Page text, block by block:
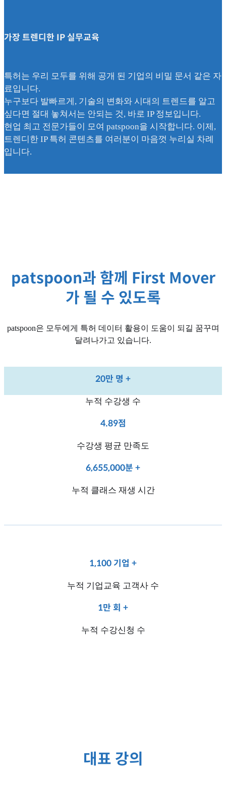
가장 트렌디한 IP 실무교육
특허는 우리 모두를 위해 공개 된 기업의 비밀 문서 같은 자
료입니다.
누구보다 발빠르게, 기술의 변화와 시대의 트렌드를 알고
싶다면 절대 놓쳐서는 안되는 것, 바로 IP 정보입니다.
현업 최고 전문가들이 모여 patspoon을 시작합니다. 이제,
트렌디한 IP 특허 콘텐츠를 여러분이 마음껏 누리실 차례
입니다.
patspoon과 함께 First Mover
가 될 수 있도록
patspoon은 모두에게 특허 데이터 활용이 도움이 되길 꿈꾸며
달려나가고 있습니다.
20만 명 +
누적 수강생 수
4.89점
수강생 평균 만족도
6,655,000분 +
누적 클래스 재생 시간
1,100 기업 +
누적 기업교육 고객사 수
1만 회 +
누적 수강신청 수
대표 강의